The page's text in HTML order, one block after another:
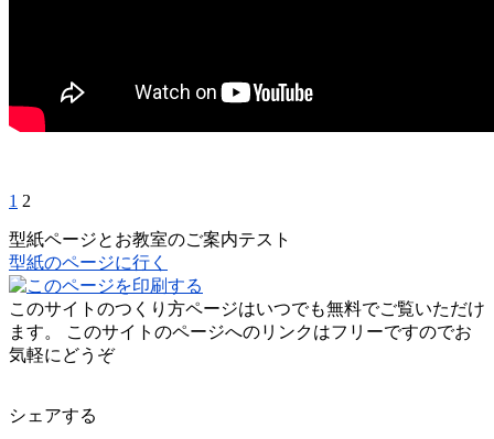
1 2
型紙ページとお教室のご案内テスト
型紙のページに行く
このサイトのつくり方ページはいつでも無料でご覧いただけ
ます。 このサイトのページへのリンクはフリーですのでお
気軽にどうぞ
シェアする